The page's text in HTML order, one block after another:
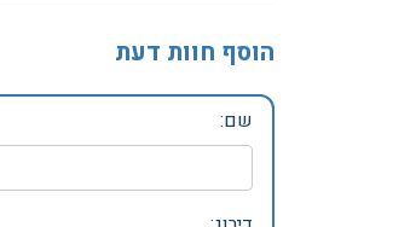
הוסף חוות דעת
שם: